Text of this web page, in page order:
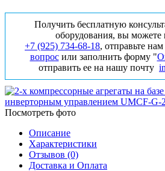
Получить бесплатную
оборудования, вы можете
+7 (925) 734‑68‑18, отправьте
вопросили заполнить форму "
отправить ее на нашу почту
Посмотреть фото
Описание
Характеристики
Отзывов (0)
Доставка и Оплата